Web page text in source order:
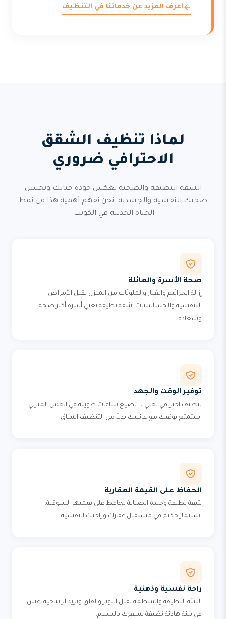
اعرف المزيد عن خدماتنا في التنظيف
لماذا تنظيف الشقق
الاحترافي ضروري
الشقة النظيفة والصحية تعكس جودة حياتك وتحسن
صحتك النفسية والجسدية. نحن نفهم أهمية هذا في نمط
الحياة الحديثة في الكويت.
صحة الأسرة والعائلة
إزالة الجراثيم والغبار والملوثات من المنزل تقلل الأمراض
التنفسية والحساسيات. شقة نظيفة تعني أسرة أكثر صحة
وسعادة.
توفير الوقت والجهد
تنظيف احترافي يعني لا تضيع ساعات طويلة في العمل المنزلي.
استمتع بوقتك مع عائلتك بدلاً من التنظيف الشاق.
الحفاظ على القيمة العقارية
شقة نظيفة وجيدة الصيانة تحافظ على قيمتها السوقية.
استثمار حكيم في مستقبل عقارك وراحتك النفسية.
راحة نفسية وذهنية
البيئة النظيفة والمنظمة تقلل التوتر والقلق وتزيد الإنتاجية. عش
في بيئة هادئة نظيفة تشعرك بالسلام.